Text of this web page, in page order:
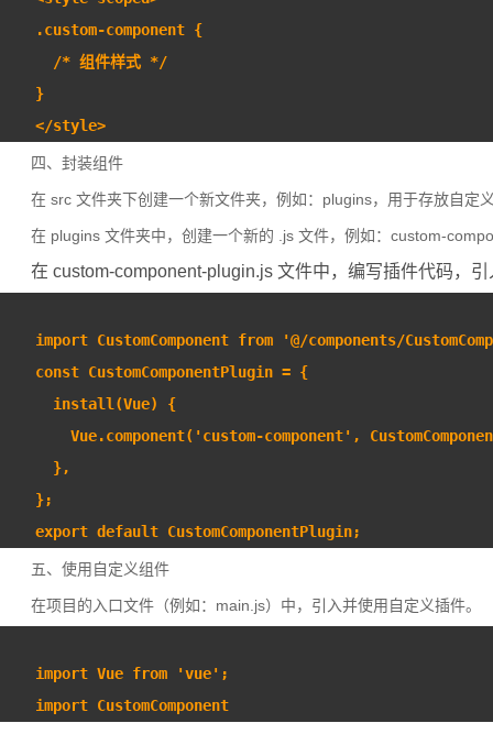
.custom-component {
/* 组件样式 */
}
</style>
四、封装组件
在 src 文件夹下创建一个新文件夹，例如：plugins，用于存放自定
在 plugins 文件夹中，创建一个新的 .js 文件，例如：custom-
在 custom-component-plugin.js 文件中，编写插件代码，
import CustomComponent from '@/components/
const CustomComponentPlugin = {
install(Vue) {
Vue.component('custom-component',
},
};
export default CustomComponentPlugin;
五、使用自定义组件
在项目的入口文件（例如：main.js）中，引入并使用自定义插件。
import Vue from 'vue';
import CustomComponent